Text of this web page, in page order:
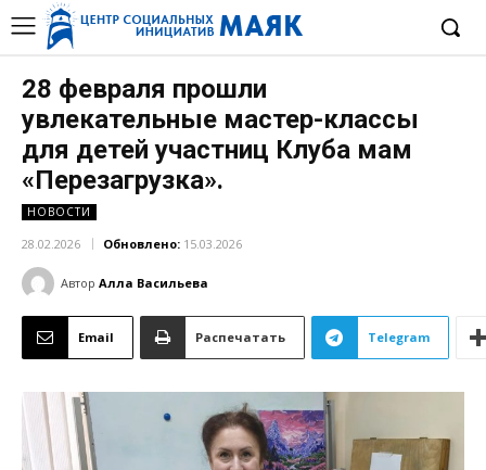
28 февраля прошли
увлекательные мастер-классы
для детей участниц Клуба мам
«Перезагрузка».
НОВОСТИ
28.02.2026 Обновлено: 15.03.2026
Автор Алла Васильева
Email Распечатать Telegram